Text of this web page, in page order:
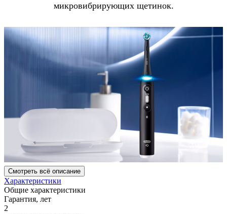
микровибрирующих щетинок.
Смотреть всё описание
Характеристики
Общие характеристики
Гарантия, лет
2